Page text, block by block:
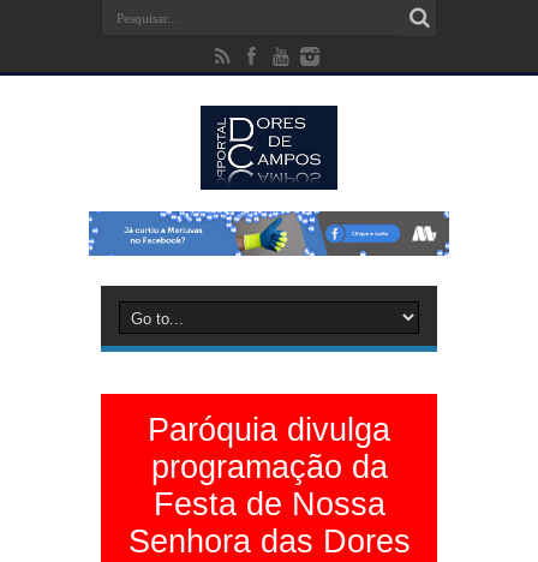
Paróquia divulga
programação da
Festa de Nossa
Senhora das Dores